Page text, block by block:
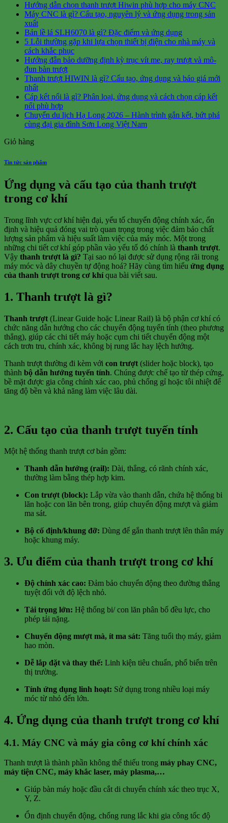
Hướng dẫn chọn thanh trượt Hiwin phù hợp cho máy CNC
Máy CNC là gì? Cấu tạo, nguyên lý và ứng dụng trong sản
xuất
Bản lề lá SLH6070 là gì? Đặc điểm và ứng dụng
5 Lỗi thường gặp khi lựa chọn thiết bị điện cho nhà máy và
cách khắc phục
Hướng đẫn bảo dưỡng định kỳ trục vít me, ray trượt và mô-
đun bàn trượt
Thanh trượt HIWIN là gì? Cấu tạo, ứng dụng và báo giá mới
nhất
Cáp kết nối là gì? Phân loại, ứng dụng và cách chọn cáp kết
nối phù hợp
Chuyến du lịch Hạ Long 2026 – Hành trình gắn kết, bứt phá
cùng đại gia đình Sơn Long Việt Nam
Giỏ hàng
Tin tức sản phẩm
Ứng dụng và cấu tạo của thanh trượt
trong cơ khí
Trong lĩnh vực cơ khí hiện đại, yếu tố chuyển động chính xác, ổn
định và hiệu quả đóng vai trò quan trọng trong việc đảm bảo chất
lượng sản phẩm và hiệu suất làm việc của máy móc. Một trong
những chi tiết cơ khí góp phần vào yếu tố đó chính là thanh trượt.
Vậy thanh trượt là gì? Tại sao nó lại được sử dụng rộng rãi trong
máy móc và dây chuyền tự động hoá? Hãy cùng tìm hiểu ứng dụng
của thanh trượt trong cơ khíqua bài viết sau.
1. Thanh trượt là gì?
Thanh trượt (Linear Guide hoặc Linear Rail) là bộ phận cơ khí có
chức năng dẫn hướng cho các chuyển động tuyến tính (theo phương
thẳng), giúp các chi tiết máy hoặc cụm chi tiết chuyển động một
cách trơn tru, chính xác, không bị rung lắc hay lệch hướng.
Thanh trượt thường đi kèm với con trượt (slider hoặc block), tạo
thành bộ dẫn hướng tuyến tính. Chúng được chế tạo từ thép cứng,
bề mặt được gia công chính xác cao, phủ chống gỉ hoặc tôi nhiệt để
tăng độ bền và khả năng làm việc lâu dài.
2. Cấu tạo của thanh trượt tuyến tính
Một hệ thống thanh trượt cơ bản gồm:
Thanh dẫn hướng (rail): Dài, thẳng, có rãnh chính xác,
thường làm bằng thép hợp kim.
Con trượt (block): Lắp vừa vào thanh dẫn, chứa hệ thống bi
lăn hoặc con lăn bên trong, giúp chuyển động mượt và giảm
ma sát.
Bộ cố định/khung đỡ: Dùng để gắn thanh trượt lên thân máy
hoặc khung máy.
3. Ưu điểm của thanh trượt trong cơ khí
Độ chính xác cao: Đảm bảo chuyển động theo đường thẳng
tuyệt đối với độ lệch nhỏ.
Tải trọng lớn: Hệ thống bi/ con lăn phân bố đều lực, cho
phép tải nặng.
Chuyển động mượt mà, ít ma sát: Tăng tuổi thọ máy, giảm
hao mòn.
Dễ lắp đặt và thay thế: Linh kiện tiêu chuẩn, phổ biến trên
thị trường.
Tính ứng dụng linh hoạt: Sử dụng trong nhiều loại máy
móc từ nhỏ đến lớn.
4. Ứng dụng của thanh trượt trong cơ khí
4.1. Máy CNC và máy gia công cơ khí chính xác
Thanh trượt là thành phần không thể thiếu trong máy phay CNC,
máy tiện CNC, máy khắc laser, máy plasma,…
Giúp bàn máy hoặc đầu cắt di chuyển chính xác theo trục X,
Y, Z.
Ổn định chuyển động, chống rung lắc khi gia công tốc độ